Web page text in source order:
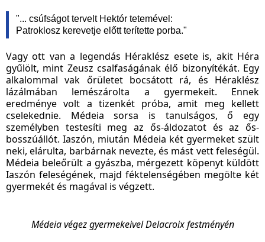
"... csúfságot tervelt Hektór tetemével:
Patroklosz kerevetje előtt terítette porba."
Vagy ott van a legendás Héraklész esete is, akit Héra
gyűlölt, mint Zeusz csalfaságának élő bizonyítékát. Egy
alkalommal vak őrületet bocsátott rá, és Héraklész
lázálmában lemészárolta a gyermekeit. Ennek
eredménye volt a tizenkét próba, amit meg kellett
cselekednie. Médeia sorsa is tanulságos, ő egy
személyben testesíti meg az ős-áldozatot és az ős-
bosszúállót. Iaszón, miután Médeia két gyermeket szült
neki, elárulta, barbárnak nevezte, és mást vett feleségül.
Médeia beleőrült a gyászba, mérgezett köpenyt küldött
Iaszón feleségének, majd féktelenségében megölte két
gyermekét és magával is végzett.
Médeia végez gyermekeivel Delacroix festményén